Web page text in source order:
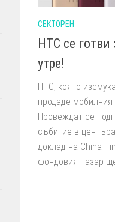
СЕКТОРЕН
HTC се
утре!
HTC, която
продаде мобилния
Провеждат се
събитие в
доклад на China
фондовия пазар